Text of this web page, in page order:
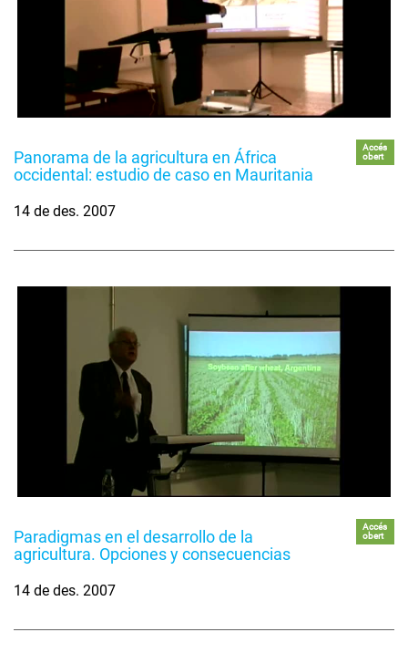
Panorama de la agricultura en África
occidental: estudio de caso en Mauritania
Accés
obert
14 de des. 2007
Paradigmas en el desarrollo de la
agricultura. Opciones y consecuencias
Accés
obert
14 de des. 2007